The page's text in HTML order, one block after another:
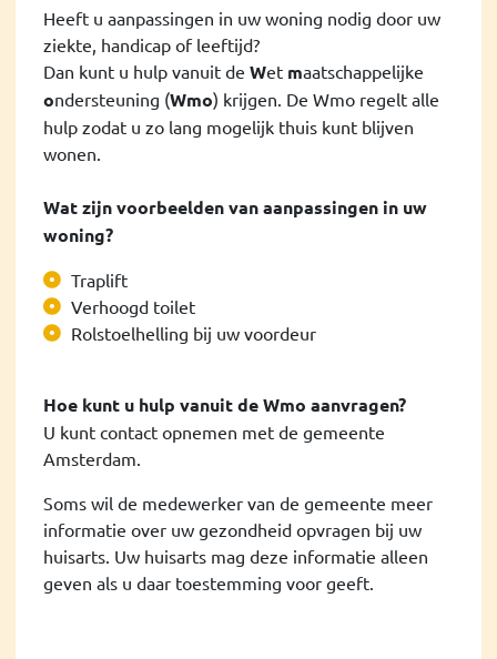
Heeft u aanpassingen in uw woning nodig door uw
ziekte, handicap of leeftijd?
Dan kunt u hulp vanuit de Wet maatschappelijke
ondersteuning (Wmo) krijgen. De Wmo regelt alle
hulp zodat u zo lang mogelijk thuis kunt blijven
wonen.
Wat zijn voorbeelden van aanpassingen in uw
woning?
Traplift
Verhoogd toilet
Rolstoelhelling bij uw voordeur
Hoe kunt u hulp vanuit de Wmo aanvragen?
U kunt contact opnemen met de gemeente
Amsterdam.
Soms wil de medewerker van de gemeente meer
informatie over uw gezondheid opvragen bij uw
huisarts. Uw huisarts mag deze informatie alleen
geven als u daar toestemming voor geeft.